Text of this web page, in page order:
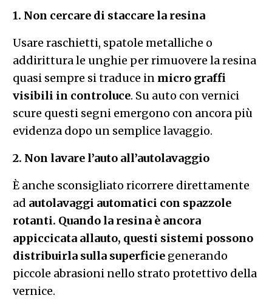
1. Non cercare di staccare la resina
Usare raschietti, spatole metalliche o
addirittura le unghie per rimuovere la resina
quasi sempre si traduce in micro graffi
visibili in controluce. Su auto con vernici
scure questi segni emergono con ancora più
evidenza dopo un semplice lavaggio.
2. Non lavare l’auto all’autolavaggio
È anche sconsigliato ricorrere direttamente
ad autolavaggi automatici con spazzole
rotanti. Quando la resina è ancora
appiccicata allauto, questi sistemi possono
distribuirla sulla superficiegenerando
piccole abrasioni nello strato protettivo della
vernice.